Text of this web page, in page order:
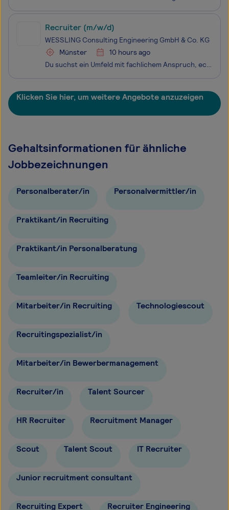
Recruiter (m/w/d)
WESSLING Consulting Engineering GmbH & Co. KG
Münster
10 hours ago
Du suchst ein Umfeld mit fachlichem Anspruch, echtem Teamgeist und Projekten, die etwas bewegen? Dann bist du bei uns genau richtig. Die WESSLING Consulting Engineering GmbH & Co. KG ist ein mittelständisches Beratungs- und Ingenieurunternehmen mit über 40 Jahren Erfahrung in der Umwelt- und
Klicken Sie hier, um weitere Angebote anzuzeigen
Gehaltsinformationen für ähnliche
Jobbezeichnungen
Personalberater/in Personalvermittler/in
Praktikant/in Recruiting
Praktikant/in Personalberatung
Teamleiter/in Recruiting
Mitarbeiter/in Recruiting Technologiescout
Recruitingspezialist/in
Mitarbeiter/in Bewerbermanagement
Recruiter/in Talent Sourcer
HR Recruiter Recruitment Manager
Scout Talent Scout IT Recruiter
Junior recruitment consultant
Recruiting Expert Recruiter Engineering